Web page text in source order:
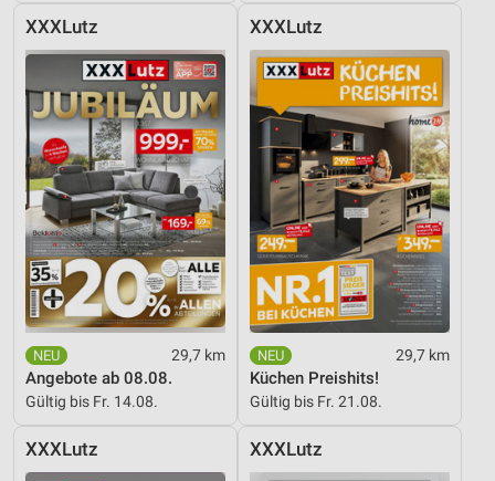
XXXLutz
29,7 km
Angebote ab 08.08.
Gültig bis Fr. 14.08.
XXXLutz
29,7 km
Küchen Preishits!
Gültig bis Fr. 21.08.
XXXLutz XXXLutz